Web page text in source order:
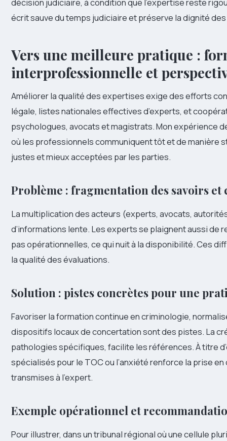
écrit sauve du temps judiciaire et préserve la dignité
Vers une meilleure pratique :
interprofessionnelle et
Améliorer la qualité des expertises exige des efforts
légale, listes nationales effectives d’experts, et
psychologues, avocats et magistrats. Mon expérience
où les professionnels communiquent tôt et de manière
justes et mieux acceptées par les parties.
Problème : fragmentation des savoirs
La multiplication des acteurs (experts, avocats,
d’informations lente. Les experts se plaignent aussi de
pas opérationnelles, ce qui nuit à la disponibilité. Ces
la qualité des évaluations.
Solution : pistes concrètes pour une
Favoriser la formation continue en criminologie,
dispositifs locaux de concertation sont des pistes. La
pathologies spécifiques, facilite les références. À titre
spécialisés pour le TOC ou l’anxiété renforce la prise
transmises à l’expert.
Exemple opérationnel et
Pour illustrer, dans un tribunal régional où une cellule